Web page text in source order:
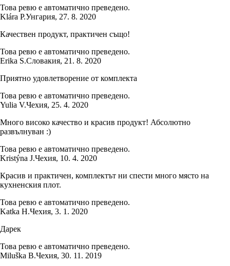
Това ревю е автоматично преведено.
Klára P.Унгария, 27. 8. 2020
Качествен продукт, практичен също!
Това ревю е автоматично преведено.
Erika S.Словакия, 21. 8. 2020
Приятно удовлетворение от комплекта
Това ревю е автоматично преведено.
Yulia V.Чехия, 25. 4. 2020
Много високо качество и красив продукт! Абсолютно
развълнуван :)
Това ревю е автоматично преведено.
Kristýna J.Чехия, 10. 4. 2020
Красив и практичен, комплектът ни спести много място на
кухненския плот.
Това ревю е автоматично преведено.
Katka H.Чехия, 3. 1. 2020
Дарек
Това ревю е автоматично преведено.
Miluška B.Чехия, 30. 11. 2019